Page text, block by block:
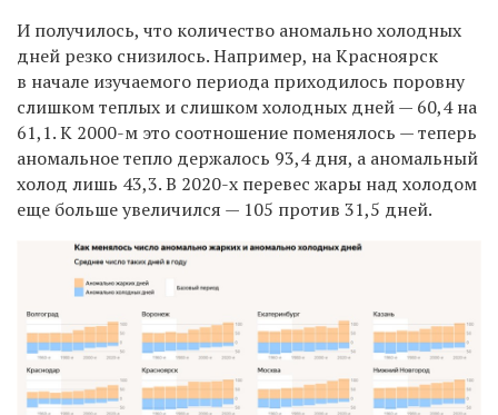
И получилось, что количество аномально холодных
дней резко снизилось. Например, на Красноярск
в начале изучаемого периода приходилось поровну
слишком теплых и слишком холодных дней — 60,4 на
61,1. К 2000-м это соотношение поменялось — теперь
аномальное тепло держалось 93,4 дня, а аномальный
холод лишь 43,3. В 2020-х перевес жары над холодом
еще больше увеличился — 105 против 31,5 дней.